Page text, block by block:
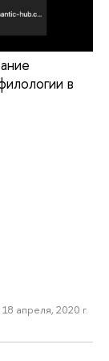
в
18 апреля, 2020 г.